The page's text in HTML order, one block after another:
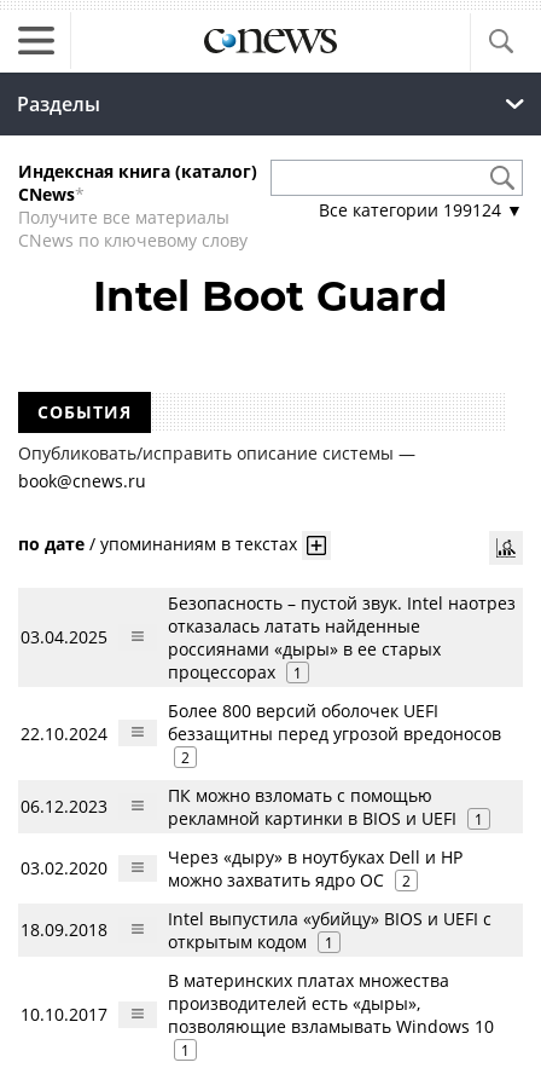
Разделы
Индексная книга (каталог)
CNews*
Получите все материалы
CNews по ключевому слову
Все категории 199124 ▼
Intel Boot Guard
СОБЫТИЯ
Опубликовать/исправить описание системы —
book@cnews.ru
по дате / упоминаниям в текстах
03.04.2025
Безопасность – пустой звук. Intel наотрез
отказалась латать найденные
россиянами «дыры» в ее старых
процессорах
1
22.10.2024
Более 800 версий оболочек UEFI
беззащитны перед угрозой вредоносов
2
06.12.2023
ПК можно взломать с помощью
рекламной картинки в BIOS и UEFI
1
03.02.2020
Через «дыру» в ноутбуках Dell и HP
можно захватить ядро ОС
2
18.09.2018
Intel выпустила «убийцу» BIOS и UEFI с
открытым кодом
1
10.10.2017
В материнских платах множества
производителей есть «дыры»,
позволяющие взламывать Windows 10
1